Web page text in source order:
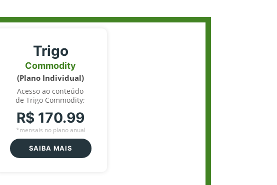
Trigo
Commodity
(Plano Individual)
Acesso ao conteúdo
de Trigo Commodity;
R$ 170.99
*mensais no plano anual
SAIBA MAIS